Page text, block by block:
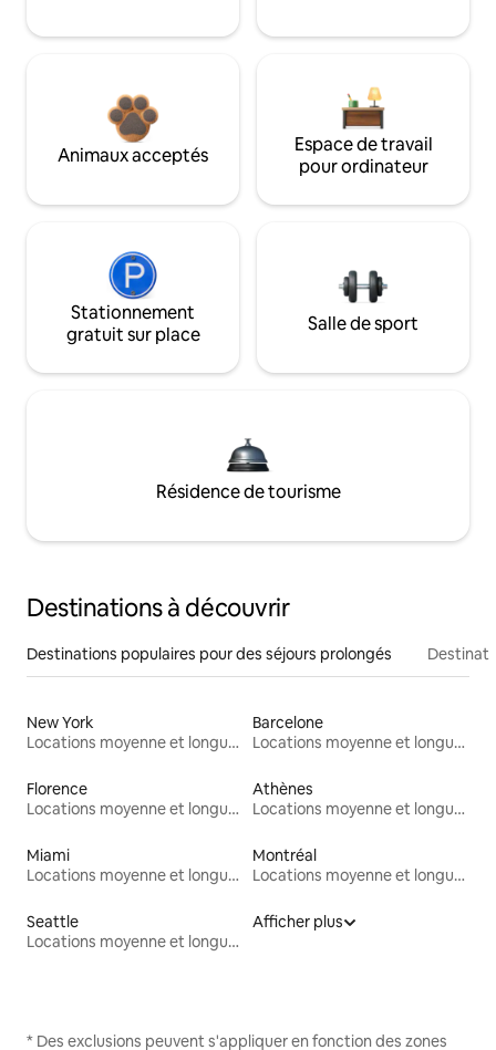
Animaux acceptés
Espace de travail
pour ordinateur
Stationnement
gratuit sur place
Salle de sport
Résidence de tourisme
Destinations à découvrir
Destinations populaires pour des séjours prolongés
New York
Locations moyenne et longue durée
Barcelone
Locations moyenne et longue durée
Florence
Locations moyenne et longue durée
Athènes
Locations moyenne et longue durée
Miami
Locations moyenne et longue durée
Montréal
Locations moyenne et longue durée
Seattle
Locations moyenne et longue durée
Afficher plus
* Des exclusions peuvent s'appliquer en fonction des zones